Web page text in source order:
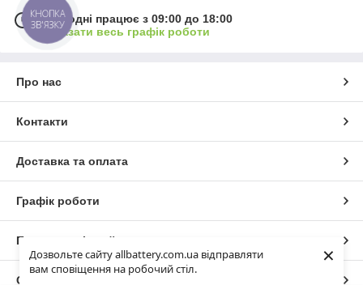
Дозвольте сайту allbattery.com.ua відправляти
вам сповіщення на робочий стіл.
×
Сьогодні працює з 09:00 до 18:00
Показати весь графік роботи
Про нас
Контакти
Доставка та оплата
Графік роботи
Повна версія сайту
Сайт створено на маркетплейсі
КНОПКА
ЗВ'ЯЗКУ